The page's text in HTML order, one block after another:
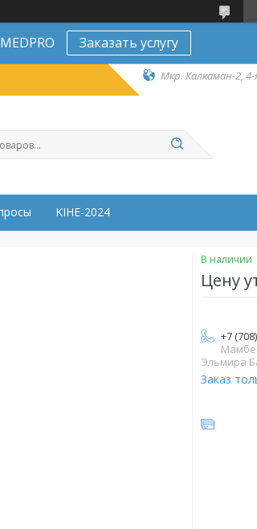
Заказать услугу
Мкр. Калкаман-2,
KIHE-2024
В наличии
Цену
+7
Эльмира
Заказ